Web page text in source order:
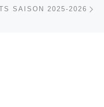
SAISON 2025-2026